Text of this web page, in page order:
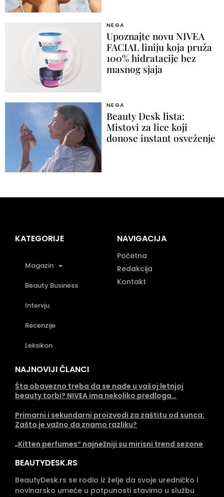
NEGA
Upoznajte novu NIVEA
FACIAL liniju koja pruža
100% hidratacije bez
masnog sjaja
NEGA
Beauty Desk lista:
Mistovi za lice koji
donose instant osveženje
KATEGORIJE
Magazin
Beauty Business
Intervju
Recenzije
Leksikon
NAVIGACIJA
Početna
Redakcija
Kontakt
NAJNOVIJI ČLANCI
Šta obavezno treba da se nađe u vašoj letnjoj
beauty torbi? NIVEA ima nekoliko predloga…
Primarni i sekundarni proizvodi za zaštitu od sunca:
Zašto je važno da znamo razliku?
„Kitten perfumes“ najnežniji su mirisni trend sezone
BEAUTYDESK.RS
BeautyDesk.rs se rodio iz želje da svoje uredničko i
novinarsko umeće u potpunosti stavimo u službu